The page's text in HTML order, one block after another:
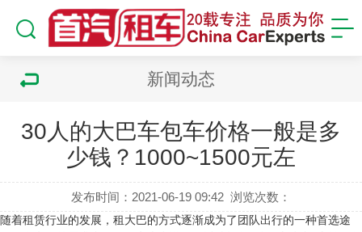
新闻动态
30人的大巴车包车价格一般是多
少钱？1000~1500元左
发布时间：2021-06-19 09:42 浏览次数：
随着租赁行业的发展，租大巴的方式逐渐成为了团队出行的一种首选途